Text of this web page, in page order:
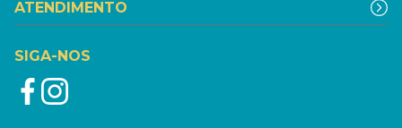
ATENDIMENTO
SIGA-NOS